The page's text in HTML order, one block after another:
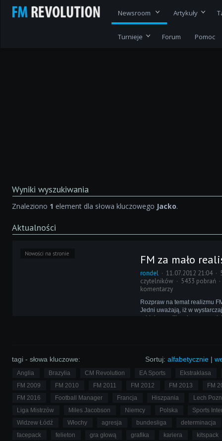
Newsroom Artykuły
Turnieje Forum Pomoc
Wyniki wyszukiwania
Znaleziono 1 element dla słowa kluczowego Jacko.
Aktualności
Nowości na stronie FM za mało
rondel 11.07.2012 21:04
czytelników
5433 pobrań
komentarzy
Rozpraw na temat realizmu
Jedni uważają, iż w
oddaje on piłkarską
Sortuj: alfabetycznie |
tagi - słowa kluczowe:
Anglia Brazylia CM Revolution EA Sports
Ekstraklasa
FM 2009
FM 2010 FM 2011 FM 2012 FM 2013
FM
FM 2016
Football Manager Francja Hiszpania
Lech
Liga Mistrzów
Miles Jacobson Niemcy Polska
Sports
Widzew Łódź
Włochy agresja bundesliga
determinacja
facepack
felieton gra głową grafika kariera
kitspack